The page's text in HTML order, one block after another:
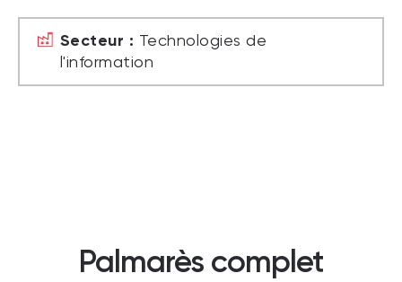
Secteur : Technologies de
l'information
Palmarès complet